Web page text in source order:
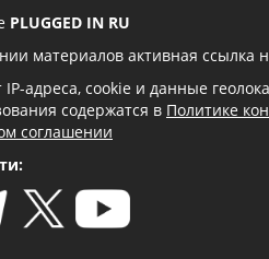
PLUGGED IN RU
материалов активная ссылка
IP-адреса, cookie и данные
содержатся в Политике
соглашении